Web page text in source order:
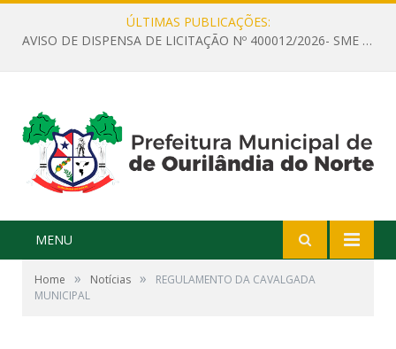
ÚLTIMAS PUBLICAÇÕES:
AVISO DE DISPENSA DE LICITAÇÃO Nº 400012/2026- SME – CONTRATAÇÃO DE EMPRESA ESPECIALIZADA PARA LOCAÇÃO DE ÔNIBUS EXECUTIVO COM CAPACIDADE DE 60 (SESSENTA) POLTRONAS, PARA TRANSPORTAR PROFESSORES RESPONSÁVEIS E ALUNOS PARA BRASÍLIA, COM SAÍDA DIA 10/08/2026 E RETORNO DIA 14/08/2026
MENU
Home » Notícias »
REGULAMENTO DA CAVALGADA
MUNICIPAL